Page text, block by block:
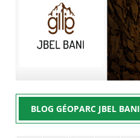
BLOG GÉOPARC JBEL BANI